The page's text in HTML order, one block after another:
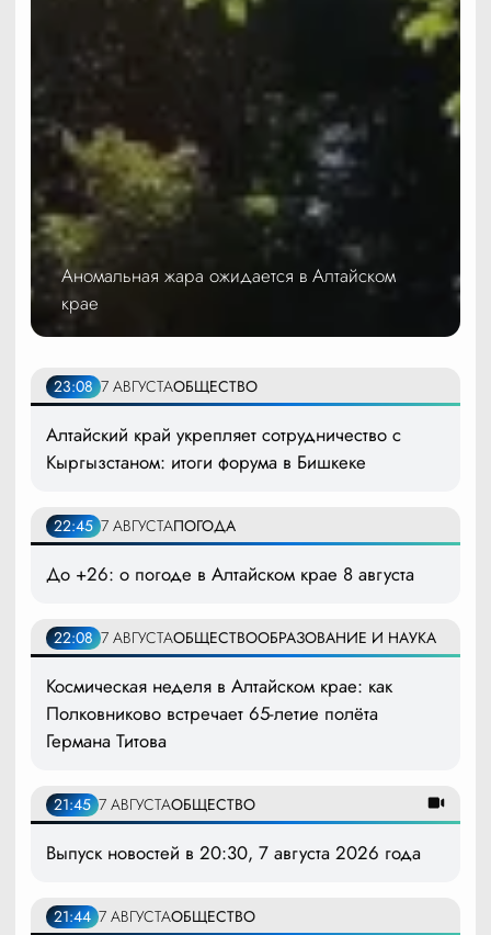
Аномальная жара ожидается в Алтайском
крае
23:08 7 АВГУСТАОБЩЕСТВО
Алтайский край укрепляет сотрудничество с
Кыргызстаном: итоги форума в Бишкеке
22:45 7 АВГУСТАПОГОДА
До +26: о погоде в Алтайском крае 8 августа
22:08 7 АВГУСТАОБЩЕСТВООБРАЗОВАНИЕ И НАУКА
Космическая неделя в Алтайском крае: как
Полковниково встречает 65-летие полёта
Германа Титова
21:45 7 АВГУСТАОБЩЕСТВО
Выпуск новостей в 20:30, 7 августа 2026 года
21:44 7 АВГУСТАОБЩЕСТВО